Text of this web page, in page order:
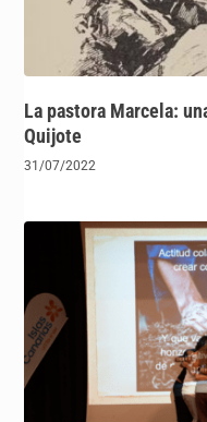
La pastora Marcela:
Quijote
31/07/2022